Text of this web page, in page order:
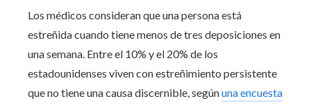
Los médicos consideran que una persona está
estreñida cuando tiene menos de tres deposiciones en
una semana. Entre el 10% y el 20% de los
estadounidenses viven con estreñimiento persistente
que no tiene una causa discernible, segúnuna encuesta